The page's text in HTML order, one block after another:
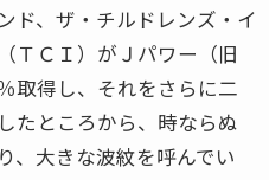
、ザ・チルドレンズ・イ
ＴＣＩ）がＪパワー（旧
取得し、それをさらに二
たところから、時ならぬ
、大きな波紋を呼んでい